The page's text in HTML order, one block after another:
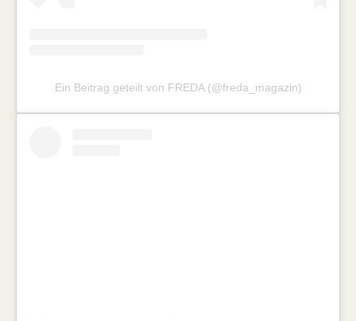
Ein Beitrag geteilt von FREDA (@freda_magazin)